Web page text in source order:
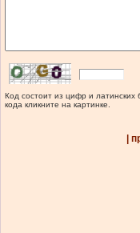
Код состоит из цифр и латинских
кода кликните на картинке.
|